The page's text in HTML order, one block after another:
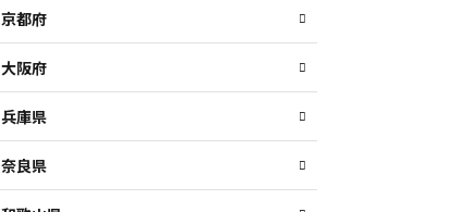
京都府
大阪府
兵庫県
奈良県